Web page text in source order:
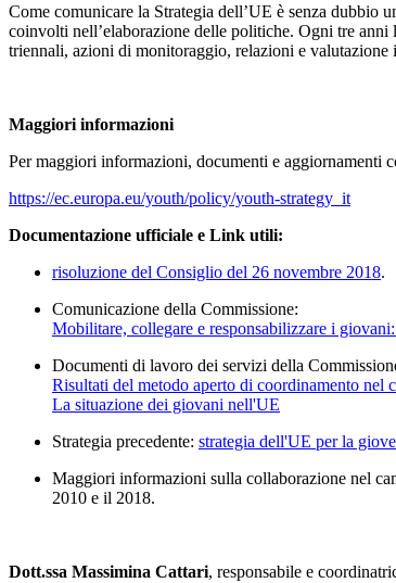
Come comunicare la Strategia dell’UE è senza dubbio
coinvolti nell’elaborazione delle politiche. Ogni tre
triennali, azioni di monitoraggio, relazioni e valutazione
Maggiori informazioni
Per maggiori informazioni, documenti e aggiornamenti
https://ec.europa.eu/youth/policy/youth-strategy_it
Documentazione ufficiale e Link utili:
risoluzione del Consiglio del 26 novembre 2018.
Comunicazione della Commissione:
Mobilitare, collegare e responsabilizzare i
Documenti di lavoro dei servizi della
Risultati del metodo aperto di coordinamento nel
La situazione dei giovani nell'UE
Strategia precedente: strategia dell'UE per la
Maggiori informazioni sulla collaborazione nel
2010 e il 2018.
Dott.ssa Massimina Cattari, responsabile e